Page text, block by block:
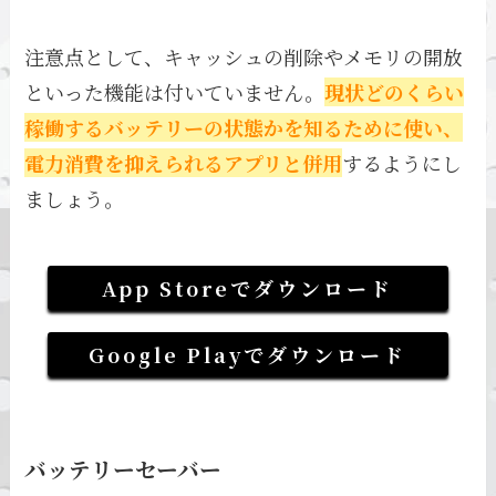
注意点として、キャッシュの削除やメモリの開放
といった機能は付いていません。現状どのくらい
稼働するバッテリーの状態かを知るために使い、
電力消費を抑えられるアプリと併用するようにし
ましょう。
App Storeでダウンロード
Google Playでダウンロード
バッテリーセーバー